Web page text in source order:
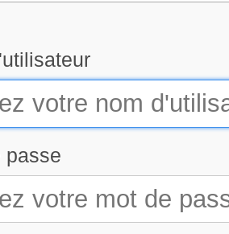
passe